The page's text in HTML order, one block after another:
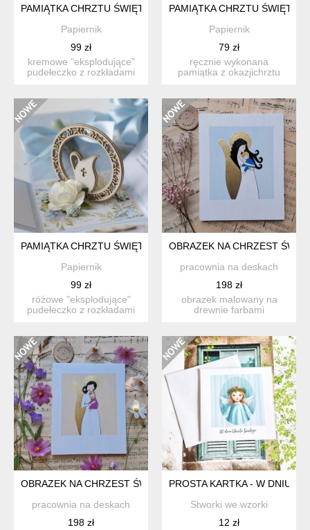
PAMIĄTKA CHRZTU ŚWIĘTEGO CHŁOPCA EXPLODING BOX
Papiernik
99 zł
kremowe "eksplodujące"
pudełeczko z rozkładami
PAMIĄTKA CHRZTU
Papiernik
79 zł
ręcznie wykonana
pamiątka z okazjichrztu
PAMIĄTKA CHRZTU ŚWIĘTEGO DZIECKA EXPLODING BOX
Papiernik
99 zł
różowe "eksplodujące"
pudełeczko z rozkładami
OBRAZEK NA CHRZEST
pracownia na deskach
198 zł
obrazek malowany na
drewnie farbami
OBRAZEK NA CHRZEST ŚWIĘTY DZIEWCZYNKA NO 2
pracownia na deskach
198 zł
PROSTA KARTKA - W DNIU
Stworki we wzorki
12 zł